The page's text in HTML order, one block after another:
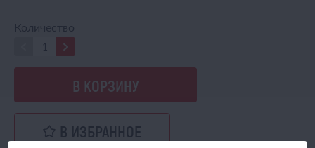
Количество
В КОРЗИНУ
В ИЗБРАННОЕ